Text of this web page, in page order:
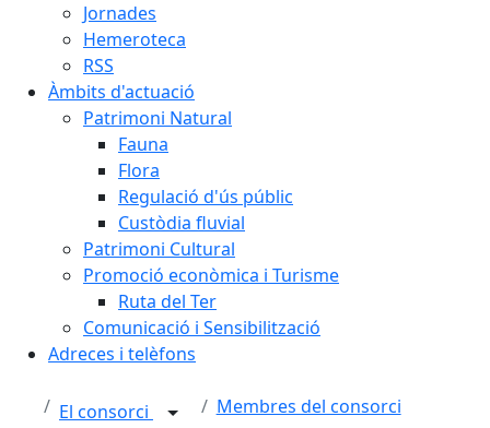
Jornades
Hemeroteca
RSS
Àmbits d'actuació
Patrimoni Natural
Fauna
Flora
Regulació d'ús públic
Custòdia fluvial
Patrimoni Cultural
Promoció econòmica i Turisme
Ruta del Ter
Comunicació i Sensibilització
Adreces i telèfons
El consorci Membres del consorci